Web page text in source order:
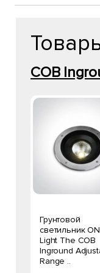
COB
Грунтовой
светильник
Light The COB
Inground
Range ..